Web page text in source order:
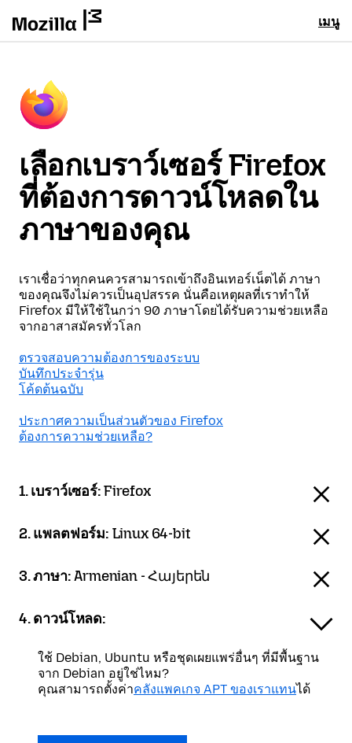
เมนู
เลือกเบราว์เซอร์ Firefox
ที่ต้องการดาวน์โหลดใน
ภาษาของคุณ
เราเชื่อว่าทุกคนควรสามารถเข้าถึงอินเทอร์เน็ตได้ ภาษา
ของคุณจึงไม่ควรเป็นอุปสรรค นั่นคือเหตุผลที่เราทำให้
Firefox มีให้ใช้ในกว่า 90 ภาษาโดยได้รับความช่วยเหลือ
จากอาสาสมัครทั่วโลก
ตรวจสอบความต้องการของระบบ
บันทึกประจำรุ่น
โค้ดต้นฉบับ
ประกาศความเป็นส่วนตัวของ Firefox
ต้องการความช่วยเหลือ?
1. เบราว์เซอร์:Firefox
2. แพลตฟอร์ม: Linux 64-bit
3. ภาษา:Armenian - Հայերեն
4. ดาวน์โหลด:
ใช้ Debian, Ubuntu หรือชุดเผยแพร่อื่นๆ ที่มีพื้นฐาน
จาก Debian อยู่ใช่ไหม?
คุณสามารถตั้งค่าคลังแพคเกจ APT ของเราแทนได้